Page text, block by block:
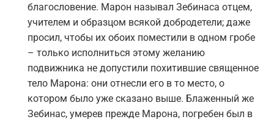
благословение. Марон называл Зебинаса отцем,
учителем и образцом всякой добродетели; даже
просил, чтобы их обоих поместили в одном гробе
– только исполниться этому желанию
подвижника не допустили похитившие священное
тело Марона: они отнесли его в то место, о
котором было уже сказано выше. Блаженный же
Зебинас, умерев прежде Марона, погребен был в